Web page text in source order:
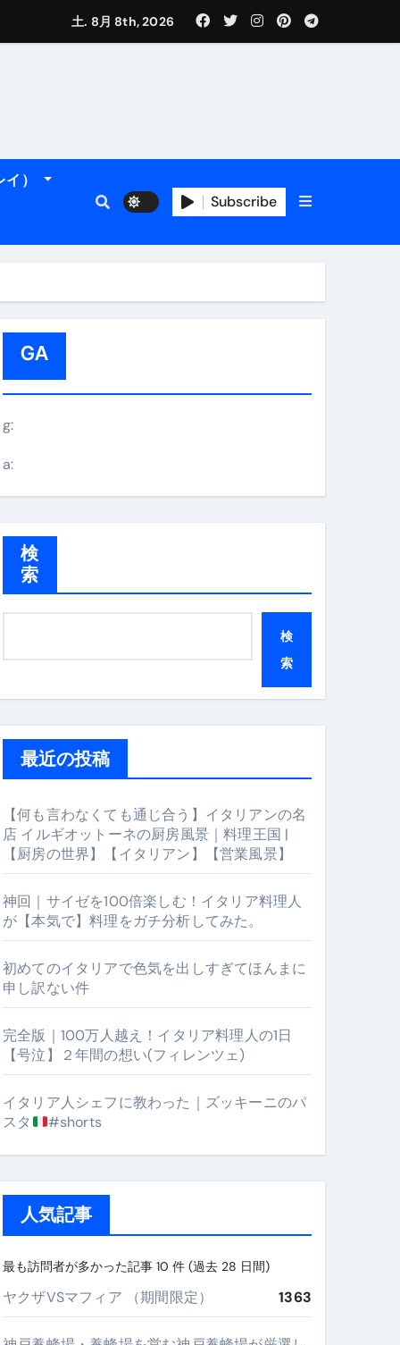
トラブル回避のリアルな裏技アドバイスも
土. 8月 8th, 2026
）
Subscribe
GA
g:
a:
検
索
検
索
最近の投稿
【何も言わなくても通じ合う】イタリアンの名
店 イルギオットーネの厨房風景｜料理王国 |
【厨房の世界】【イタリアン】【営業風景】
神回｜サイゼを100倍楽しむ！イタリア料理人
が【本気で】料理をガチ分析してみた。
初めてのイタリアで色気を出しすぎてほんまに
申し訳ない件
完全版｜100万人越え！イタリア料理人の1日
【号泣】２年間の想い(フィレンツェ)
イタリア人シェフに教わった｜ズッキーニのパ
スタ
#shorts
人気記事
最も訪問者が多かった記事 10 件 (過去 28 日間)
ヤクザVSマフィア （期間限定） 1363